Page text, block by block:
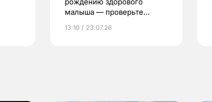
малыша — проверьте
по ОМС!
13:10 / 23.07.26